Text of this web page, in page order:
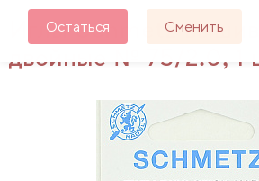
Остаться Сменить
Иглы Schmetz
двойные № 75/2.0, 1